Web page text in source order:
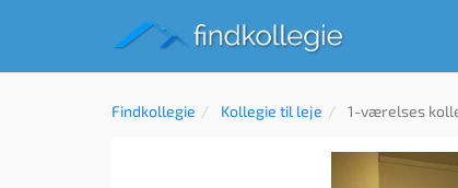
Findkollegie Kollegie til leje 1-værelses